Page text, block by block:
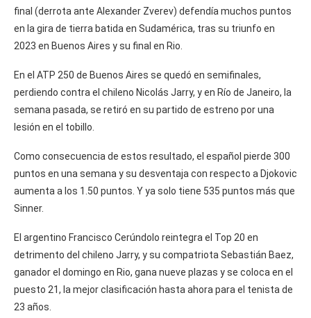
final (derrota ante Alexander Zverev) defendía muchos puntos
en la gira de tierra batida en Sudamérica, tras su triunfo en
2023 en Buenos Aires y su final en Rio.
En el ATP 250 de Buenos Aires se quedó en semifinales,
perdiendo contra el chileno Nicolás Jarry, y en Río de Janeiro, la
semana pasada, se retiró en su partido de estreno por una
lesión en el tobillo.
Como consecuencia de estos resultado, el español pierde 300
puntos en una semana y su desventaja con respecto a Djokovic
aumenta a los 1.50 puntos. Y ya solo tiene 535 puntos más que
Sinner.
El argentino Francisco Cerúndolo reintegra el Top 20 en
detrimento del chileno Jarry, y su compatriota Sebastián Baez,
ganador el domingo en Rio, gana nueve plazas y se coloca en el
puesto 21, la mejor clasificación hasta ahora para el tenista de
23 años.